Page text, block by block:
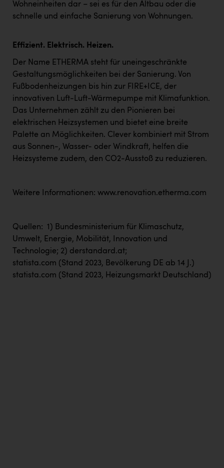
Wohneinheiten dar – sei es für den Altbau oder die
schnelle und einfache Sanierung von Wohnungen.
Effizient. Elektrisch. Heizen.
Der Name ETHERMA steht für uneingeschränkte
Gestaltungsmöglichkeiten bei der Sanierung. Von
Fußbodenheizungen bis hin zur FIRE+ICE, der
innovativen Luft-Luft-Wärmepumpe mit Klimafunktion.
Das Unternehmen zählt zu den Pionieren bei
elektrischen Heizsystemen und bietet eine breite
Palette an Möglichkeiten. Clever kombiniert mit Strom
aus Sonnen-, Wasser- oder Windkraft, helfen die
Heizsysteme zudem, den CO2-Ausstoß zu reduzieren.
Weitere Informationen: www.renovation.etherma.com
Quellen: 1) Bundesministerium für Klimaschutz,
Umwelt, Energie, Mobilität, Innovation und
Technologie; 2) derstandard.at;
statista.com (Stand 2023, Bevölkerung DE ab 14 J.)
statista.com (Stand 2023, Heizungsmarkt Deutschland)